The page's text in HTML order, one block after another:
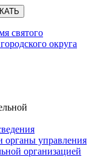
органы управления
организацией